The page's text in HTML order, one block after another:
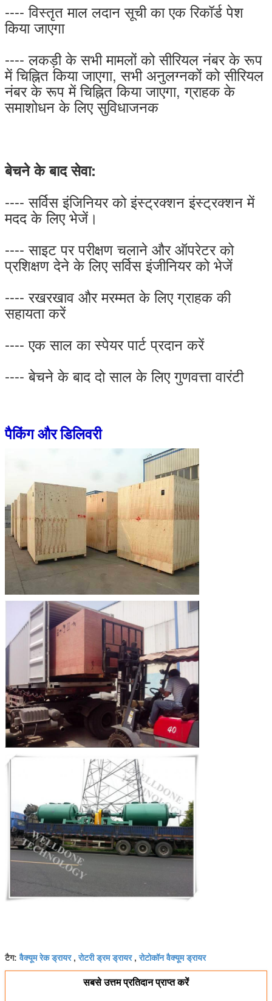
---- विस्तृत माल लदान सूची का एक रिकॉर्ड पेश
किया जाएगा
---- लकड़ी के सभी मामलों को सीरियल नंबर के रूप
में चिह्नित किया जाएगा, सभी अनुलग्नकों को सीरियल
नंबर के रूप में चिह्नित किया जाएगा, ग्राहक के
समाशोधन के लिए सुविधाजनक
बेचने के बाद सेवा:
---- सर्विस इंजिनियर को इंस्ट्रक्शन इंस्ट्रक्शन में
मदद के लिए भेजें।
---- साइट पर परीक्षण चलाने और ऑपरेटर को
प्रशिक्षण देने के लिए सर्विस इंजीनियर को भेजें
---- रखरखाव और मरम्मत के लिए ग्राहक की
सहायता करें
---- एक साल का स्पेयर पार्ट प्रदान करें
---- बेचने के बाद दो साल के लिए गुणवत्ता वारंटी
पैकिंग और डिलिवरी
टैग:वैक्यूम रेक ड्रायर,रोटरी ड्रम ड्रायर,रोटोकॉन वैक्यूम ड्रायर
सबसे उत्तम प्रतिदान प्राप्त करें